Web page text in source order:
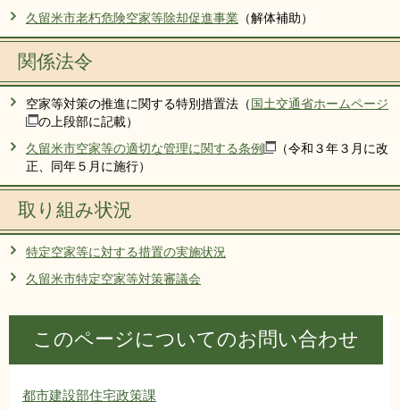
久留米市老朽危険空家等除却促進事業 （解体補助）
関係法令
空家等対策の推進に関する特別措置法（ 国土交通省ホームページ
の上段部に記載）
久留米市空家等の適切な管理に関する条例​
（令和３年３月に改
正、同年５月に施行）
取り組み状況
特定空家等に対する措置の実施状況
久留米市特定空家等対策審議会
このページについてのお問い合わせ
都市建設部住宅政策課